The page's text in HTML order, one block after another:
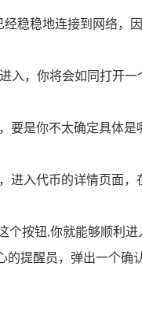
稳稳地连接到网络，
入，你将会如同打开
是你不太确定具体
进入代币的详情页面
按钮,你就能够顺利进
提醒员，弹出一个确